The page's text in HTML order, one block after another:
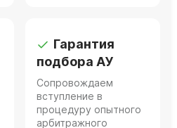
Гарантия
подбора АУ
Сопровождаем
вступление в
процедуру опытного
арбитражного